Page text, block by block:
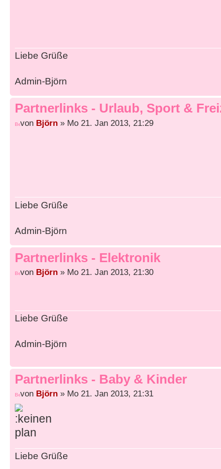
Liebe Grüße
Admin-Björn
Partnerlinks - Urlaub, Sport &
von Björn » Mo 21. Jan 2013, 21:29
Liebe Grüße
Admin-Björn
Partnerlinks - Elektronik
von Björn » Mo 21. Jan 2013, 21:30
Liebe Grüße
Admin-Björn
Partnerlinks - Baby & Kinder
von Björn » Mo 21. Jan 2013, 21:31
Liebe Grüße